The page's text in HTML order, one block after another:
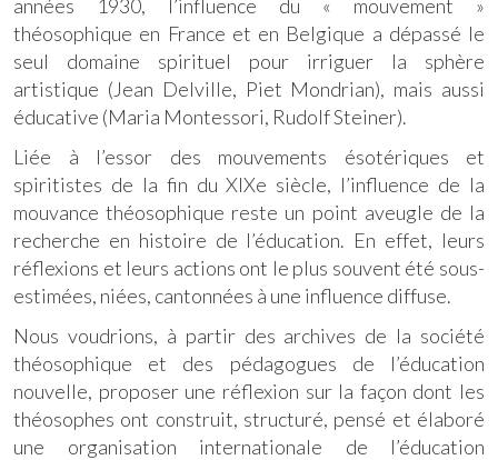
années 1930, l’influence du « mouvement »
théosophique en France et en Belgique a dépassé le
seul domaine spirituel pour irriguer la sphère
artistique (Jean Delville, Piet Mondrian), mais aussi
éducative (Maria Montessori, Rudolf Steiner).
Liée à l’essor des mouvements ésotériques et
spiritistes de la fin du XIXe siècle, l’influence de la
mouvance théosophique reste un point aveugle de la
recherche en histoire de l’éducation. En effet, leurs
réflexions et leurs actions ont le plus souvent été sous-
estimées, niées, cantonnées à une influence diffuse.
Nous voudrions, à partir des archives de la société
théosophique et des pédagogues de l’éducation
nouvelle, proposer une réflexion sur la façon dont les
théosophes ont construit, structuré, pensé et élaboré
une organisation internationale de l’éducation